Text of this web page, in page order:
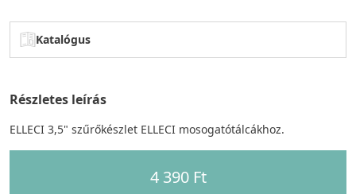
Katalógus
Részletes leírás
ELLECI 3,5" szűrőkészlet ELLECI mosogatótálcákhoz.
4 390 Ft